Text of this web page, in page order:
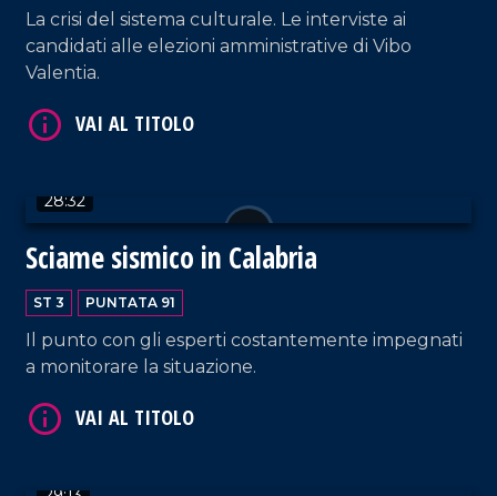
La crisi del sistema culturale. Le interviste ai
candidati alle elezioni amministrative di Vibo
Valentia.
28:32
Sciame sismico in Calabria
ST 3 PUNTATA 91
Il punto con gli esperti costantemente impegnati
a monitorare la situazione.
VAI AL TITOLO
VAI AL TITOLO